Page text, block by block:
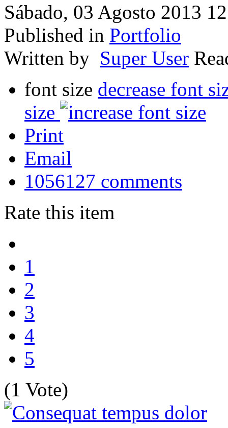
Sábado, 03 Agosto 2013
Published in Portfolio
Written by Super User
font size decrease font
size
Print
Email
1056127 comments
Rate this item
1
2
3
4
5
(1 Vote)